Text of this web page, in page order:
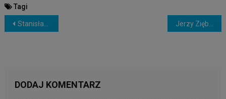
Tagi
NAWIGACJA
WPISU
Stanisław Michalkiewicz: Przywróćmy ustawę Wilczka, żeby odblokować narodowy potencjał gospodarczy!
DODAJ KOMENTARZ